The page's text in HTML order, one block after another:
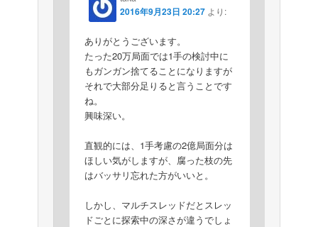
2016年9月23日 20:27 より:
ありがとうございます。
たった20万局面では1手の検討中に
もガンガン捨てることになりますが
それで大部分足りると言うことです
ね。
興味深い。
直観的には、1手考慮の2億局面分は
ほしい気がしますが、腐った枝の先
はバッサリ忘れた方がいいと。
しかし、マルチスレッドだとスレッ
ドごとに探索中の深さが違うでしょ